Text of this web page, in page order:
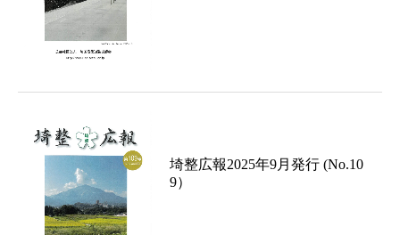
埼整広報2025年9月発行 (No.10
9）